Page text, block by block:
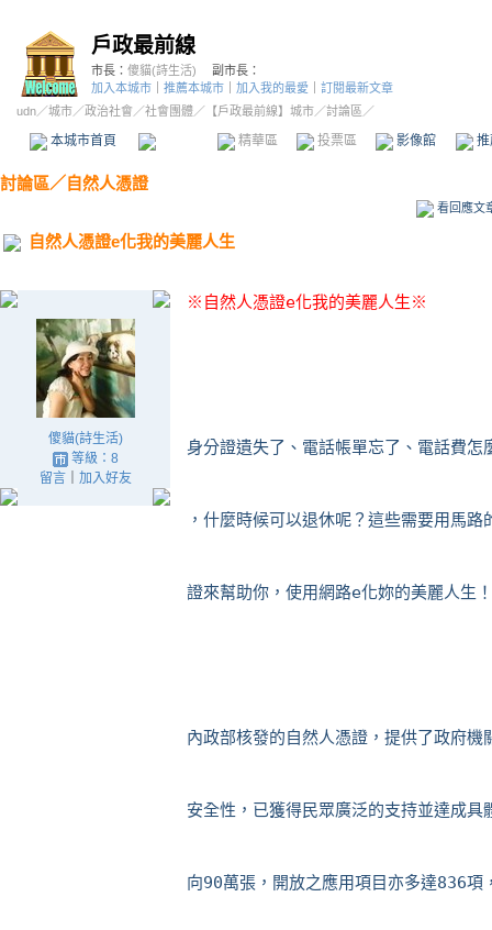
戶政最前線
市長： 傻貓(詩生活)
副市長：
加入本城市
推薦本城市 加入我的最愛
訂閱最新文章
udn／城市／政治社會 ／社會團體／ 【戶政最前線】城市／討論區／
本城市首頁 精華區 投票區 影像館
討論區／自然人憑證
看回應文
自然人憑證e化我的美麗人生
傻貓(詩生活)
等級：8
留言｜ 加入好友
※自然人憑證e化我的美麗人生※